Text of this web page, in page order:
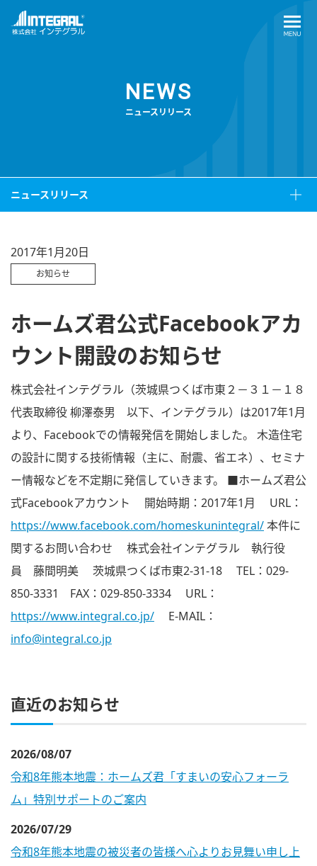
NEWS
ニュースリリース
ニュースリリース
2017年1月20日
お知らせ
ホームズ君公式Facebookアカ
ウント開設のお知らせ
株式会社インテグラル（茨城県つくば市東２－３１－１８
代表取締役 柳澤泰男 以下、インテグラル）は2017年1月
より、Facebookでの情報発信を開始しました。 木造住宅
の設計に関する技術情報（主に、耐震、省エネ）、セミナ
ー情報などを不定期に発信していきます。 ■ホームズ君公
式Facebookアカウント 開始時期：2017年1月 URL：
https://www.facebook.com/homeskunintegral/本件に
関するお問い合わせ 株式会社インテグラル 執行役
員 藤間明美 茨城県つくば市東2-31-18 TEL：029-
850-3331 FAX：029-850-3334 URL：
https://www.integral.co.jp/ E-MAIL：
info@integral.co.jp
直近のお知らせ
2026/08/07
令和8年熊本地震：ホームズ君「すまいの安心フォーラ
ム」特別サポートのご案内
2026/07/29
令和8年熊本地震の被災者の皆様へ心よりお見舞い申し上